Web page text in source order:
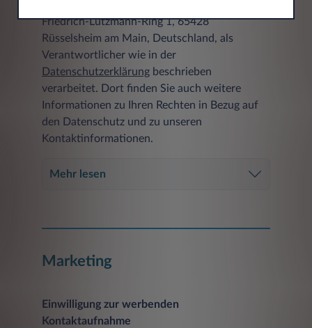
Friedrich-Lutzmann-Ring 1, 65428
Rüsselsheim am Main, Deutschland, als
Verantwortlicher wie in der
Datenschutzerklärung beschrieben
verarbeitet. Dort finden Sie auch weitere
Informationen zu Ihren Rechten in Bezug auf
den Datenschutz und zu unseren
Kontaktinformationen.
Mehr lesen
Marketing
Einwilligung zur werbenden
Kontaktaufnahme